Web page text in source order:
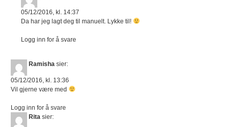
05/12/2016, kl. 14:37
Da har jeg lagt deg til manuelt. Lykke til!
Logg inn for å svare
Ramisha sier:
05/12/2016, kl. 13:36
Vil gjerne være med
Logg inn for å svare
Rita sier: